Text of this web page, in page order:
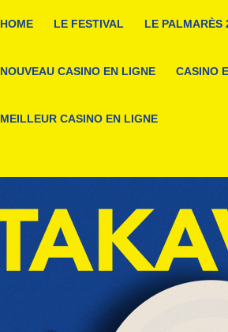
HOME LE FESTIVAL LE PALMARÈS
NOUVEAU CASINO EN LIGNE CASINO
MEILLEUR CASINO EN LIGNE